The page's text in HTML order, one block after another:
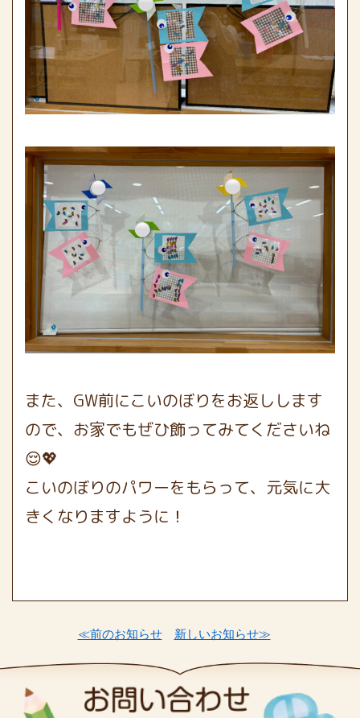
また、GW前にこいのぼりをお返しします
ので、お家でもぜひ飾ってみてくださいね
😌💖
こいのぼりのパワーをもらって、元気に大
きくなりますように！
≪前のお知らせ 新しいお知らせ≫